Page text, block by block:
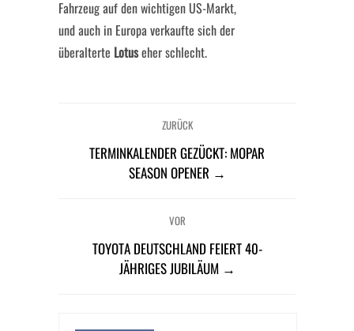
Fahrzeug auf den wichtigen US-Markt,
und auch in Europa verkaufte sich der
überalterte Lotuseher schlecht.
ZURÜCK
TERMINKALENDER GEZÜCKT: MOPAR
SEASON OPENER →
VOR
TOYOTA DEUTSCHLAND FEIERT 40-
JÄHRIGES JUBILÄUM →